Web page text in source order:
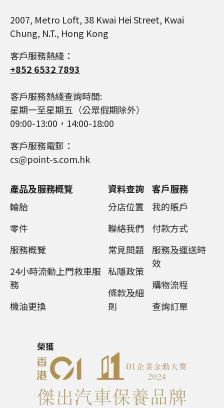
2007, Metro Loft, 38 Kwai Hei Street, Kwai
Chung, N.T., Hong Kong
客戶服務熱綫：
+852 6532 7893
客戶服務熱綫查詢時間:
星期一至星期五（公眾假期除外）
09:00-13:00，14:00-18:00
客戶服務電郵：
cs@point-s.com.hk
產品及服務概覽
輪胎
零件
服務概覽
24小時流動上門救車服
務
機油更換
資料查詢
分店位置
聯絡我們
常見問題
私隱政策
條款及細
則
客戶服務
我的賬戶
付款方式
服務及運送時
效
購物流程
查詢訂單